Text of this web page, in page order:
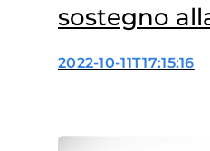
sostegno
tumori
2022-10-11T17:15:16